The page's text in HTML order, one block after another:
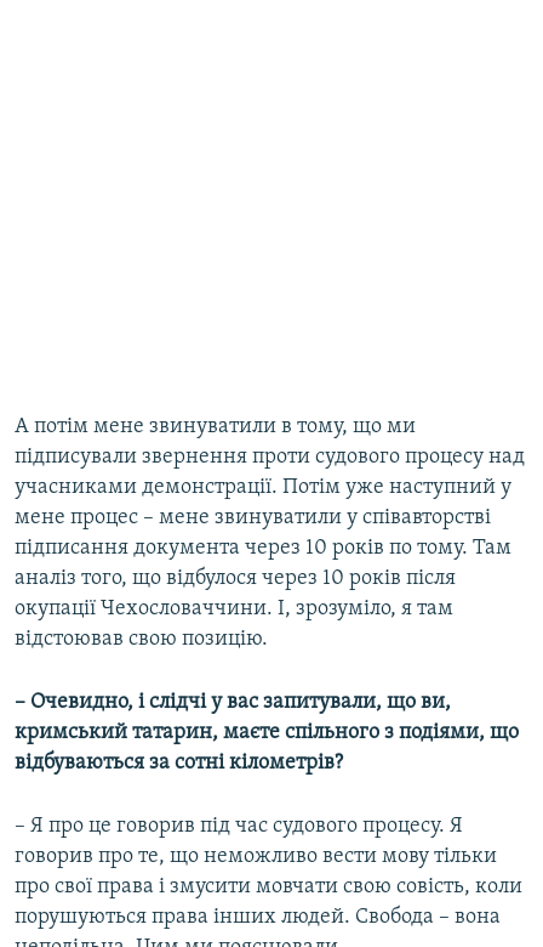
А потім мене звинуватили в тому, що ми
підписували звернення проти судового процесу над
учасниками демонстрації. Потім уже наступний у
мене процес – мене звинуватили у співавторстві
підписання документа через 10 років по тому. Там
аналіз того, що відбулося через 10 років після
окупації Чехословаччини. І, зрозуміло, я там
відстоював свою позицію.
– Очевидно, і слідчі у вас запитували, що ви,
кримський татарин, маєте спільного з подіями, що
відбуваються за сотні кілометрів?
– Я про це говорив під час судового процесу. Я
говорив про те, що неможливо вести мову тільки
про свої права і змусити мовчати свою совість, коли
порушуються права інших людей. Свобода – вона